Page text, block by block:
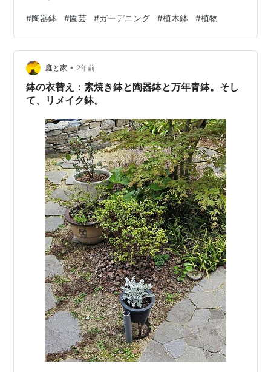
ポン配信など、さまざまな情報をＬＩＮＥでお届け♪ 詳し
くは、コチラ♪ gp-yamacho.hatenablog.com
━━━━━━━━━━━━━━━━━━━━━━ 寄せ植え、花壇の植え込み
致します♪ 植木鉢、持ち込みOK～ 花壇植え替え、…
#陶器鉢 #園芸 #ガーデニング #植木鉢 #植物
庭と家 • 2年前
鉢の衣替え：素焼き鉢と陶器鉢と万年青鉢。そし
て、リメイク鉢。